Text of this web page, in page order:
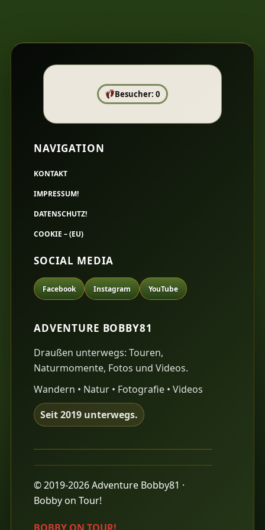
Besucher: 0
NAVIGATION
KONTAKT
IMPRESSUM!
DATENSCHUTZ!
COOKIE – (EU)
SOCIAL MEDIA
Facebook Instagram YouTube
ADVENTURE BOBBY81
Draußen unterwegs: Touren,
Naturmomente, Fotos und Videos.
Wandern • Natur • Fotografie • Videos
Seit 2019 unterwegs.
© 2019-2026 Adventure Bobby81 ·
Bobby on Tour!